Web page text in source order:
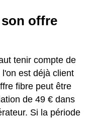
offre
tenir compte de
est déjà client
fibre peut être
de 49 € dans
Si la période